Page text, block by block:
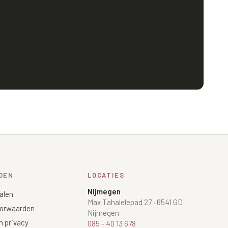
privacy
LOCATIES
Nijmegen
Max Tahalelepad 27· 6541 GD
Nijmegen
085 - 40 13 678